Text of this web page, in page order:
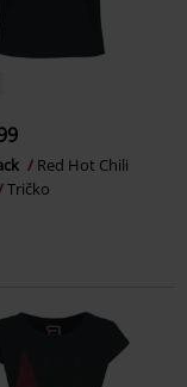
Red Hot Chili
Tričko